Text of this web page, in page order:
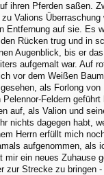
ihren Pferden saßen.
Valions
Entfernung auf sie. Es
Rücken trug und in
Augenblick, bis er
aufgemalt war. Auf
vor dem Weißen
als Forlong von
Feldern geführt
auf, als Valion und
nichts dagegen habt,
Herrn erfüllt mich
aufgenommen, als
mir ein neues Zuhause
zur Strecke zu bringen